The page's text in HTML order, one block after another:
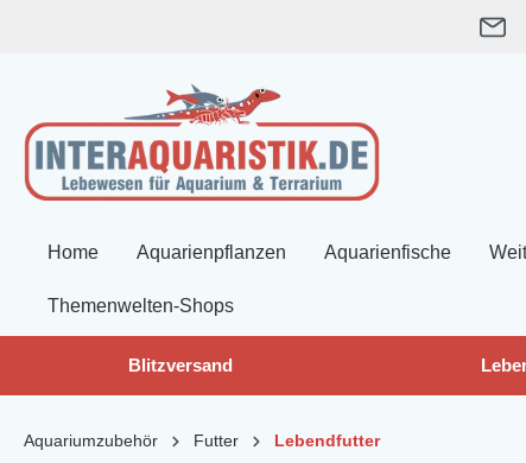
Home Aquarienpflanzen Aquarienfische
Themenwelten-Shops
Blitzversand
Aquariumzubehör Futter Lebendfutter